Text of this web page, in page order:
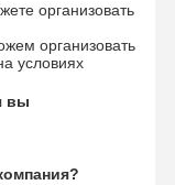
организовать
организовать
условиях
вы